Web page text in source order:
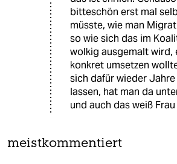
bitteschön erst mal
müsste, wie man
so wie sich das im
wolkig ausgemalt wird,
konkret umsetzen
sich dafür wieder Jahre
lassen, hat man da
und auch das weiß
meistkommentiert